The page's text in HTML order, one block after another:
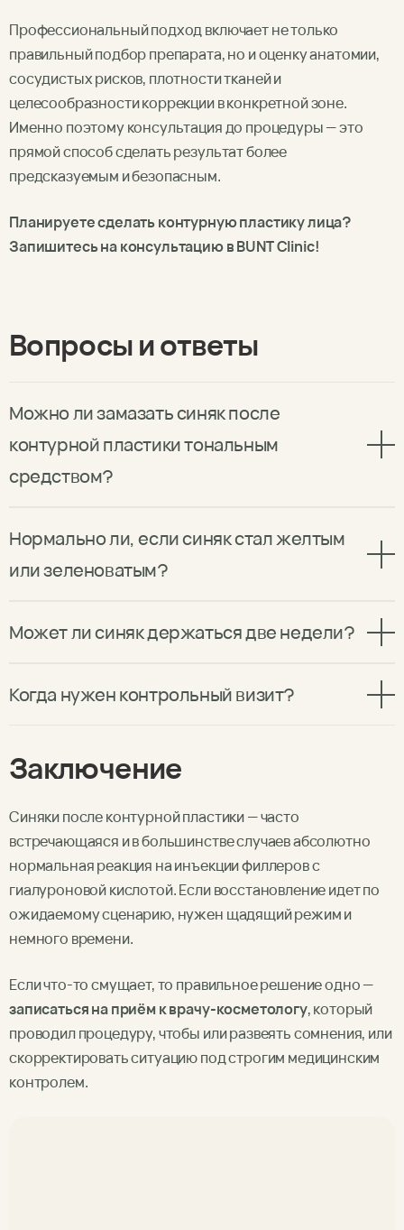
Профессиональный подход включает не только
правильный подбор препарата, но и оценку анатомии,
сосудистых рисков, плотности тканей и
целесообразности коррекции в конкретной зоне.
Именно поэтому консультация до процедуры — это
прямой способ сделать результат более
предсказуемым и безопасным.
Планируете сделать контурную пластику лица?
Запишитесь на консультацию в BUNT Clinic!
Вопросы и ответы
Можно ли замазать синяк после
контурной пластики тональным
средством?
Нормально ли, если синяк стал желтым
или зеленоватым?
Может ли синяк держаться две недели?
Когда нужен контрольный визит?
Заключение
Синяки после контурной пластики — часто
встречающаяся и в большинстве случаев абсолютно
нормальная реакция на инъекции филлеров с
гиалуроновой кислотой. Если восстановление идет по
ожидаемому сценарию, нужен щадящий режим и
немного времени.
Если что-то смущает, то правильное решение одно —
записаться на приём к врачу-косметологу, который
проводил процедуру, чтобы или развеять сомнения, или
скорректировать ситуацию под строгим медицинским
контролем.